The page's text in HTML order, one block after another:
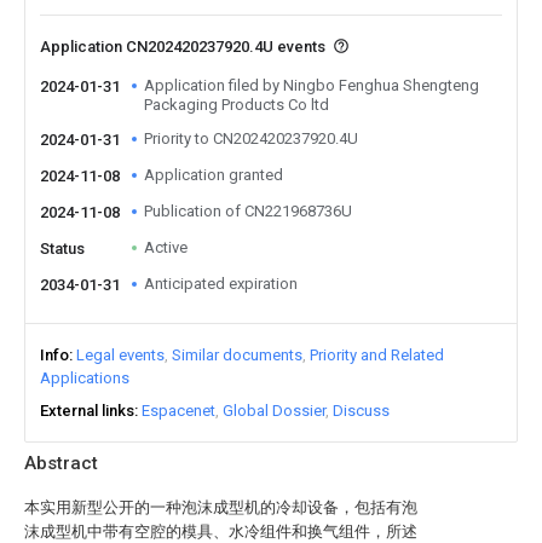
Abstract
本实用新型公开的一种泡沫成型机的冷却设备，包括有泡
沫成型机中带有空腔的模具、水冷组件和换气组件，所述
Application CN202420237920.4U events
2024-01-31
Application filed by Ningbo Fenghua Shengteng
Packaging Products Co ltd
2024-01-31
Priority to CN202420237920.4U
2024-11-08 Application granted
2024-11-08 Publication of CN221968736U
Status Active
2034-01-31 Anticipated expiration
Info Legal events Similar documents Priority and Related
Applications
External links Espacenet Global Dossier Discuss